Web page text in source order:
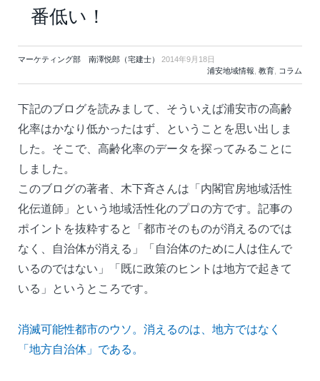
番低い！
マーケティング部 南澤悦郎（宅建士）
2014年9月18日
浦安地域情報 教育 コラム
下記のブログを読みまして、そういえば浦安市の高齢
化率はかなり低かったはず、ということを思い出しま
した。そこで、高齢化率のデータを探ってみることに
しました。
このブログの著者、木下斉さんは「内閣官房地域活性
化伝道師」という地域活性化のプロの方です。記事の
ポイントを抜粋すると「都市そのものが消えるのでは
なく、自治体が消える」「自治体のために人は住んで
いるのではない」「既に政策のヒントは地方で起きて
いる」というところです。
消滅可能性都市のウソ。消えるのは、地方ではなく
「地方自治体」である。